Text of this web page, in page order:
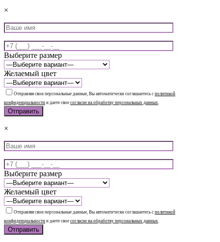
×
Выберите размер
Желаемый цвет
Отправляя свои персональные данные, Вы автоматически соглашаетесь с политикой
конфиденциальности и даете свое согласие на обработку персональных данных.
×
Выберите размер
Желаемый цвет
Отправляя свои персональные данные, Вы автоматически соглашаетесь с политикой
конфиденциальности и даете свое согласие на обработку персональных данных.